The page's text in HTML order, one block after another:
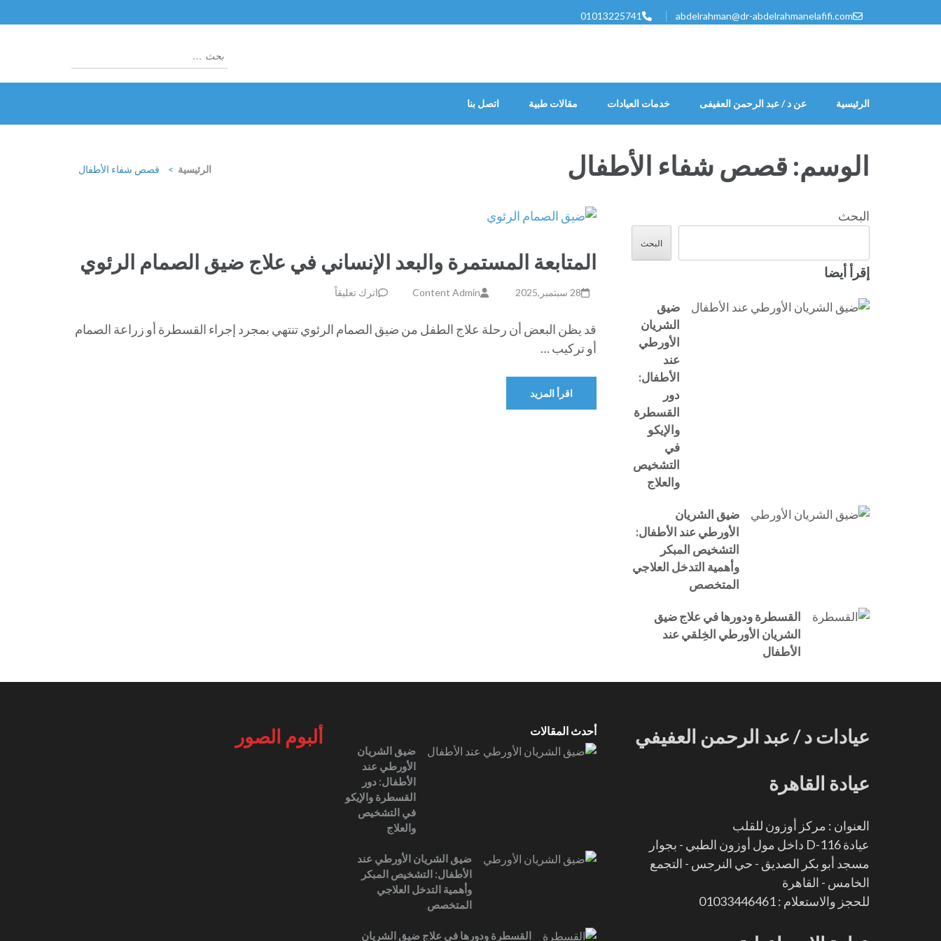
إلى
Enter)
abdelrahman@dr-abdelrahmanelafifi.com
01013225741
البحث
عن:
الرئيسية عن د / عبد الرحمن العفيفى خدمات العيادات مقالات طبية اتصل بنا
الوسم: قصص شفاء الأطفال الرئيسية > قصص شفاء الأطفال
المتابعة المستمرة والبعد الإنساني في علاج ضيق الصمام الرئوي
28 سبتمبر,2025 Content Admin اترك تعليقاً
قد يظن البعض أن رحلة علاج الطفل من ضيق الصمام الرئوي تنتهي بمجرد إجراء القسطرة أو زراعة الصمام
أو تركيب …
اقرأ المزيد
البحث
البحث
إقرأ أيضا
ضيق
الشريان
الأورطي
عند
الأطفال:
دور
القسطرة
والإيكو
في
التشخيص
والعلاج
ضيق الشريان
الأورطي عند الأطفال:
التشخيص المبكر
وأهمية التدخل العلاجي
المتخصص
القسطرة ودورها في علاج ضيق
الشريان الأورطي الخِلقي عند
الأطفال
عيادات د / عبد الرحمن العفيفي
عيادة القاهرة
العنوان : مركز أوزون للقلب
عيادة D-116 داخل مول أوزون الطبي - بجوار
مسجد أبو بكر الصديق - حي النرجس - التجمع
الخامس - القاهرة
للحجز والاستعلام : 01033446461
أحدث المقالات
ضيق الشريان
الأورطي عند
الأطفال: دور
القسطرة والإيكو
في التشخيص
والعلاج
ضيق الشريان الأورطي عند
الأطفال: التشخيص المبكر
وأهمية التدخل العلاجي
المتخصص
القسطرة ودورها في علاج ضيق الشريان
ألبوم الصور